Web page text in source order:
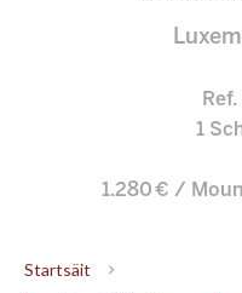
1
1.280 € /
Startsäit